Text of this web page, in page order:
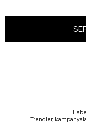
Trendler,